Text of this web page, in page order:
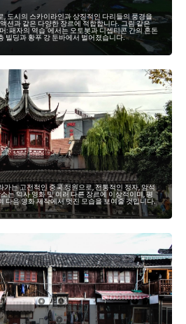
, 도시의 스카이라인과 상징적인 다리들의 풍경을
션과 같은 다양한 장르에 적합합니다. 그림 같은
: 패자의 역습"에서는 오토봇과 디셉티콘 간의 혼돈
빌딩과 황푸 강 둔바에서 벌어졌습니다.
가는 고전적인 중국 정원으로, 전통적인 정자, 암석
는 역사 영화 및 여러 다른 장르에 이상적이며, 평
다음 영화 제작에서 멋진 모습을 보여줄 것입니다.